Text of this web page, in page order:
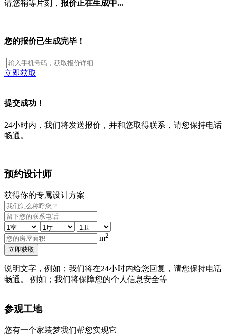
请您稍等片刻， 报价正在生成中...
您的报价已生成完毕！
立即获取
提交成功！
24小时内，我们将发送报价，并和您取得联系，请您保持电话
畅通。
预约设计师
获得你的专属设计方案
m2
立即获取
说明文字，例如；我们将在24小时内给您回复，请您保持电话
畅通。 例如；我们将保障您的个人信息安全等
参观工地
您有一个家装梦我们帮您实现它